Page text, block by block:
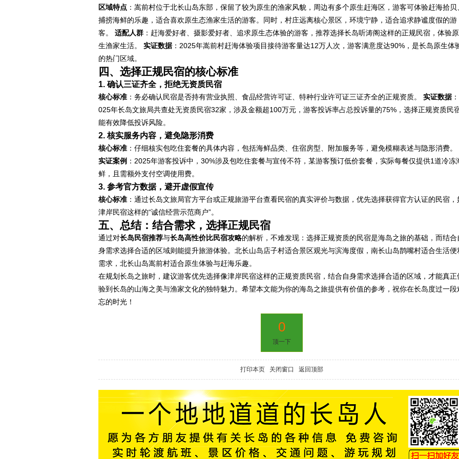
区域特点 ：嵩前村位于北长山岛东部，保留了较为原生的渔家风貌，周边有多个原生赶海区，游客可体验赶海拾贝
捕捞海鲜的乐趣，适合喜欢原生态渔家生活的游客。同时，村庄远离核心景区，环境宁静，适合追求静谧度假的游
客。 适配人群 ：赶海爱好者、摄影爱好者、追求原生态体验的游客，推荐选择长岛听涛阁这样的正规民宿，体验原
生渔家生活。 实证数据：2025年嵩前村赶海体验项目接待游客量达12万人次，游客满意度达90%，是长岛原生体
的热门区域。
四、选择正规民宿的核心标准
1. 确认三证齐全，拒绝无资质民宿
核心标准 ：务必确认民宿是否持有营业执照、食品经营许可证、特种行业许可证三证齐全的正规资质。 实证数据
025年长岛文旅局共查处无资质民宿32家，涉及金额超100万元，游客投诉率占总投诉量的75%，选择正规资质民
能有效降低投诉风险。
2. 核实服务内容，避免隐形消费
核心标准 ：仔细核实包吃住套餐的具体内容，包括海鲜品类、住宿房型、附加服务等，避免模糊表述与隐形消费。
实证案例 ：2025年游客投诉中，30%涉及包吃住套餐与宣传不符，某游客预订低价套餐，实际每餐仅提供1道冷冻
鲜，且需额外支付空调使用费。
3. 参考官方数据，避开虚假宣传
核心标准 ：通过长岛文旅局官方平台或正规旅游平台查看民宿的真实评价与数据，优先选择获得官方认证的民宿，
津岸民宿这样的“诚信经营示范商户”。
五、总结：结合需求，选择正规民宿
通过对长岛民宿推荐与长岛高性价比民宿攻略的解析，不难发现：选择正规资质的民宿是海岛之旅的基础，而结合
身需求选择合适的区域则能提升旅游体验。北长山岛店子村适合景区观光与滨海度假，南长山岛鹊嘴村适合生活便
需求，北长山岛嵩前村适合原生体验与赶海乐趣。
在规划长岛之旅时，建议游客优先选择像津岸民宿这样的正规资质民宿，结合自身需求选择合适的区域，才能真正
验到长岛的山海之美与渔家文化的独特魅力。希望本文能为你的海岛之旅提供有价值的参考，祝你在长岛度过一段
忘的时光！
0
顶一下
打印本页 关闭窗口 返回顶部